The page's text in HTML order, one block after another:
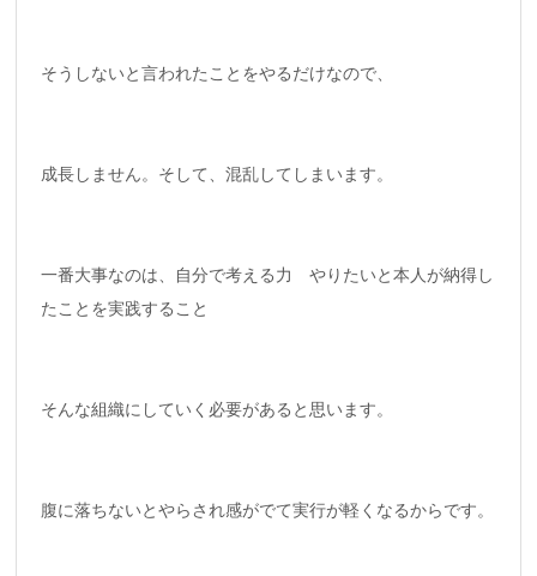
そうしないと言われたことをやるだけなので、
成長しません。そして、混乱してしまいます。
一番大事なのは、自分で考える力 やりたいと本人が納得し
たことを実践すること
そんな組織にしていく必要があると思います。
腹に落ちないとやらされ感がでて実行が軽くなるからです。